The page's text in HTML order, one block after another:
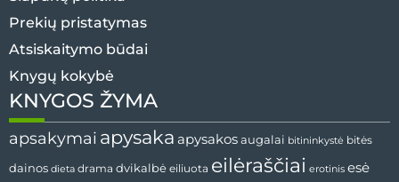
Prekių pristatymas
Atsiskaitymo būdai
Knygų kokybė
KNYGOS ŽYMA
apsakymai apysaka apysakos augalai bitininkystė bitės
dainos dieta drama dvikalbė eiliuota eilėraščiai erotinis esė